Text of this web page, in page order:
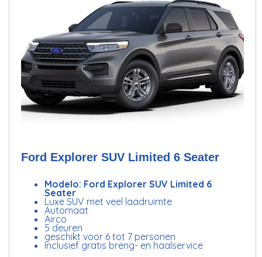
Ford Explorer SUV Limited 6 Seater
Modelo: Ford Explorer SUV Limited 6
Seater
Luxe SUV met veel laadruimte
Automaat
Airco
5 deuren
geschikt voor 6 tot 7 personen
Inclusief gratis breng- en haalservice